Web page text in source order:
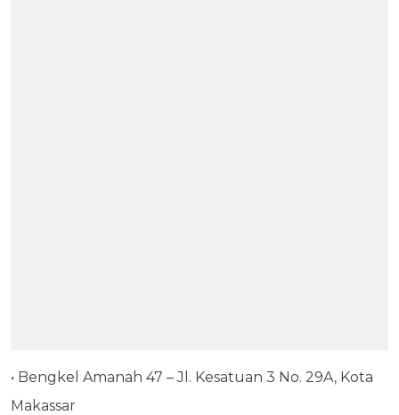
• Bengkel Amanah 47 – Jl. Kesatuan 3 No. 29A, Kota
Makassar